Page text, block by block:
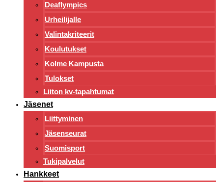
Deaflympics
Urheilijalle
Valintakriteerit
Koulutukset
Kolme Kampusta
Tulokset
Liiton kv-tapahtumat
Jäsenet
Liittyminen
Jäsenseurat
Suomisport
Tukipalvelut
Hankkeet